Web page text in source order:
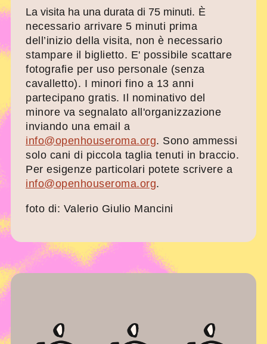
La visita ha una durata di 75 minuti. È
necessario arrivare 5 minuti prima
dell’inizio della visita, non è necessario
stampare il biglietto. E' possibile scattare
fotografie per uso personale (senza
cavalletto). I minori fino a 13 anni
partecipano gratis. Il nominativo del
minore va segnalato all'organizzazione
inviando una email a
info@openhouseroma.org. Sono ammessi
solo cani di piccola taglia tenuti in braccio.
Per esigenze particolari potete scrivere a
info@openhouseroma.org.
foto di: Valerio Giulio Mancini